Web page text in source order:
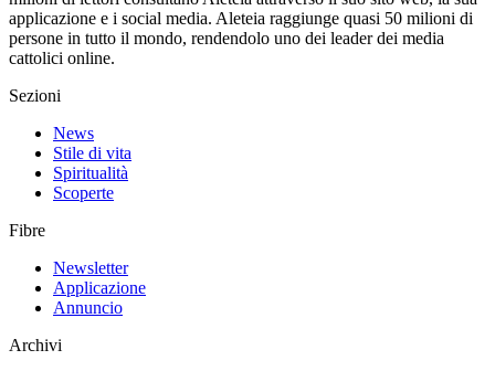
applicazione e i social media. Aleteia raggiunge quasi 50 milioni di
persone in tutto il mondo, rendendolo uno dei leader dei media
cattolici online.
Sezioni
News
Stile di vita
Spiritualità
Scoperte
Fibre
Newsletter
Applicazione
Annuncio
Archivi